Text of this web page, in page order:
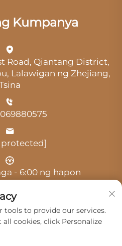
Kumpanya
Road, Qiantang District,
Lalawigan ng Zhejiang,
protected]
- 6:00 ng hapon
tools to provide our services.
cookies, click Personalize